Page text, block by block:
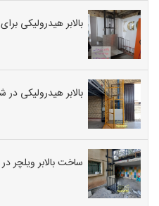
بالابر هیدرولیکی
بالابر هیدرولیکی
ساخت بالابر ویلچر